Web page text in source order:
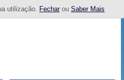
utilização. Fecharou Saber Mais